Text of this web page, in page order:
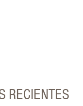
RECIENTES